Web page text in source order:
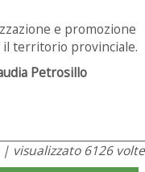
e promozione
territorio provinciale.
Petrosillo
visualizzato 6126 volte